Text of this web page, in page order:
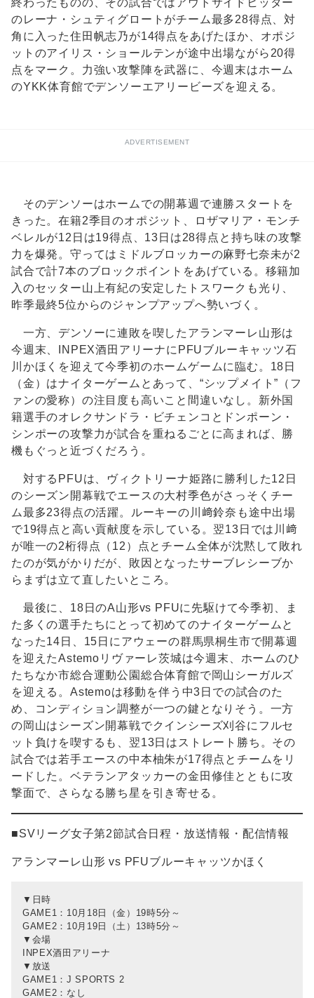
終わったものの、その試合ではアウトサイドヒッター
のレーナ・シュティグロートがチーム最多28得点、対
角に入った住田帆志乃が14得点をあげたほか、オポジ
ットのアイリス・ショールテンが途中出場ながら20得
点をマーク。力強い攻撃陣を武器に、今週末はホーム
のYKK体育館でデンソーエアリービーズを迎える。
ADVERTISEMENT
そのデンソーはホームでの開幕週で連勝スタートを
きった。在籍2季目のオポジット、ロザマリア・モンチ
ベレルが12日は19得点、13日は28得点と持ち味の攻撃
力を爆発。守ってはミドルブロッカーの麻野七奈未が2
試合で計7本のブロックポイントをあげている。移籍加
入のセッター山上有紀の安定したトスワークも光り、
昨季最終5位からのジャンプアップへ勢いづく。
一方、デンソーに連敗を喫したアランマーレ山形は
今週末、INPEX酒田アリーナにPFUブルーキャッツ石
川かほくを迎えて今季初のホームゲームに臨む。18日
（金）はナイターゲームとあって、“シップメイト”（フ
ァンの愛称）の注目度も高いこと間違いなし。新外国
籍選手のオレクサンドラ・ビチェンコとドンポーン・
シンポーの攻撃力が試合を重ねるごとに高まれば、勝
機もぐっと近づくだろう。
対するPFUは、ヴィクトリーナ姫路に勝利した12日
のシーズン開幕戦でエースの大村季色がさっそくチー
ム最多23得点の活躍。ルーキーの川﨑鈴奈も途中出場
で19得点と高い貢献度を示している。翌13日では川﨑
が唯一の2桁得点（12）点とチーム全体が沈黙して敗れ
たのが気がかりだが、敗因となったサーブレシーブか
らまずは立て直したいところ。
最後に、18日のA山形vs PFUに先駆けて今季初、ま
た多くの選手たちにとって初めてのナイターゲームと
なった14日、15日にアウェーの群馬県桐生市で開幕週
を迎えたAstemoリヴァーレ茨城は今週末、ホームのひ
たちなか市総合運動公園総合体育館で岡山シーガルズ
を迎える。Astemoは移動を伴う中3日での試合のた
め、コンディション調整が一つの鍵となりそう。一方
の岡山はシーズン開幕戦でクインシーズ刈谷にフルセ
ット負けを喫するも、翌13日はストレート勝ち。その
試合では若手エースの中本柚朱が17得点とチームをリ
ードした。ベテランアタッカーの金田修佳とともに攻
撃面で、さらなる勝ち星を引き寄せる。
■SVリーグ女子第2節試合日程・放送情報・配信情報
アランマーレ山形 vs PFUブルーキャッツかほく
▼日時
GAME1：10月18日（金）19時5分～
GAME2：10月19日（土）13時5分～
▼会場
INPEX酒田アリーナ
▼放送
GAME1：J SPORTS 2
GAME2：なし